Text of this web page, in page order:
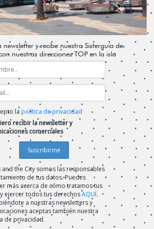
newsletter y recibe nuestra Sisterguía de
nuestras direcciones TOP en la isla
la política de privacidad
recibir la newsletter y
comerciales
and the City somos las responsables
de tus datos. Puedes
más acerca de cómo tratamos tus
ejercer todos tus derechosAQUÍ.
a nuestras newsletters y
aceptas también nuestra
de privacidad.